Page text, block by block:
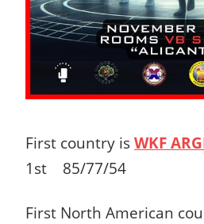
First country is WKF
1st 85/77/54
First North American